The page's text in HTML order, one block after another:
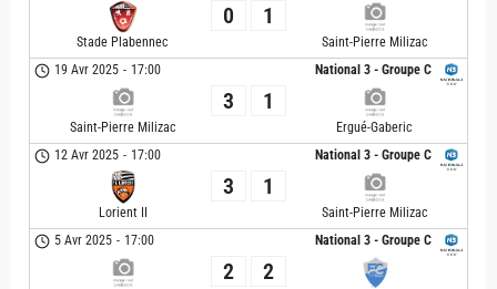
Stade Plabennec
0 1
Saint-Pierre Milizac
National 3 - Groupe C
19 Avr 2025 - 17:00
Saint-Pierre Milizac
3 1
Ergué-Gaberic
National 3 - Groupe C
12 Avr 2025 - 17:00
Lorient II
3 1
Saint-Pierre Milizac
National 3 - Groupe C
5 Avr 2025 - 17:00
2 2